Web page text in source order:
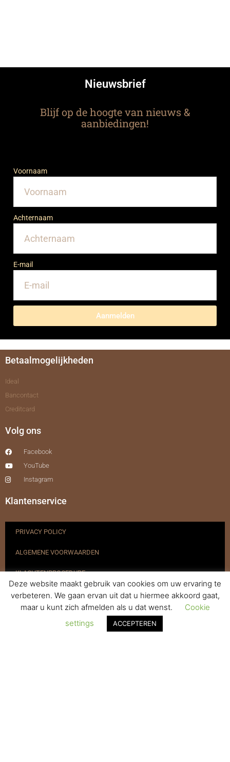
Nieuwsbrief
Blijf op de hoogte van nieuws &
aanbiedingen!
Voornaam
Achternaam
E-mail
Aanmelden
Betaalmogelijkheden
Ideal
Bancontact
Creditcard
Volg ons
Facebook
YouTube
Instagram
Klantenservice
PRIVACY POLICY
ALGEMENE VOORWAARDEN
KLACHTENPROCEDURE
VERZENDEN & RETOURNEREN
Deze website maakt gebruik van cookies om uw ervaring te
verbeteren. We gaan ervan uit dat u hiermee akkoord gaat,
maar u kunt zich afmelden als u dat wenst.
Cookie
settings
ACCEPTEREN